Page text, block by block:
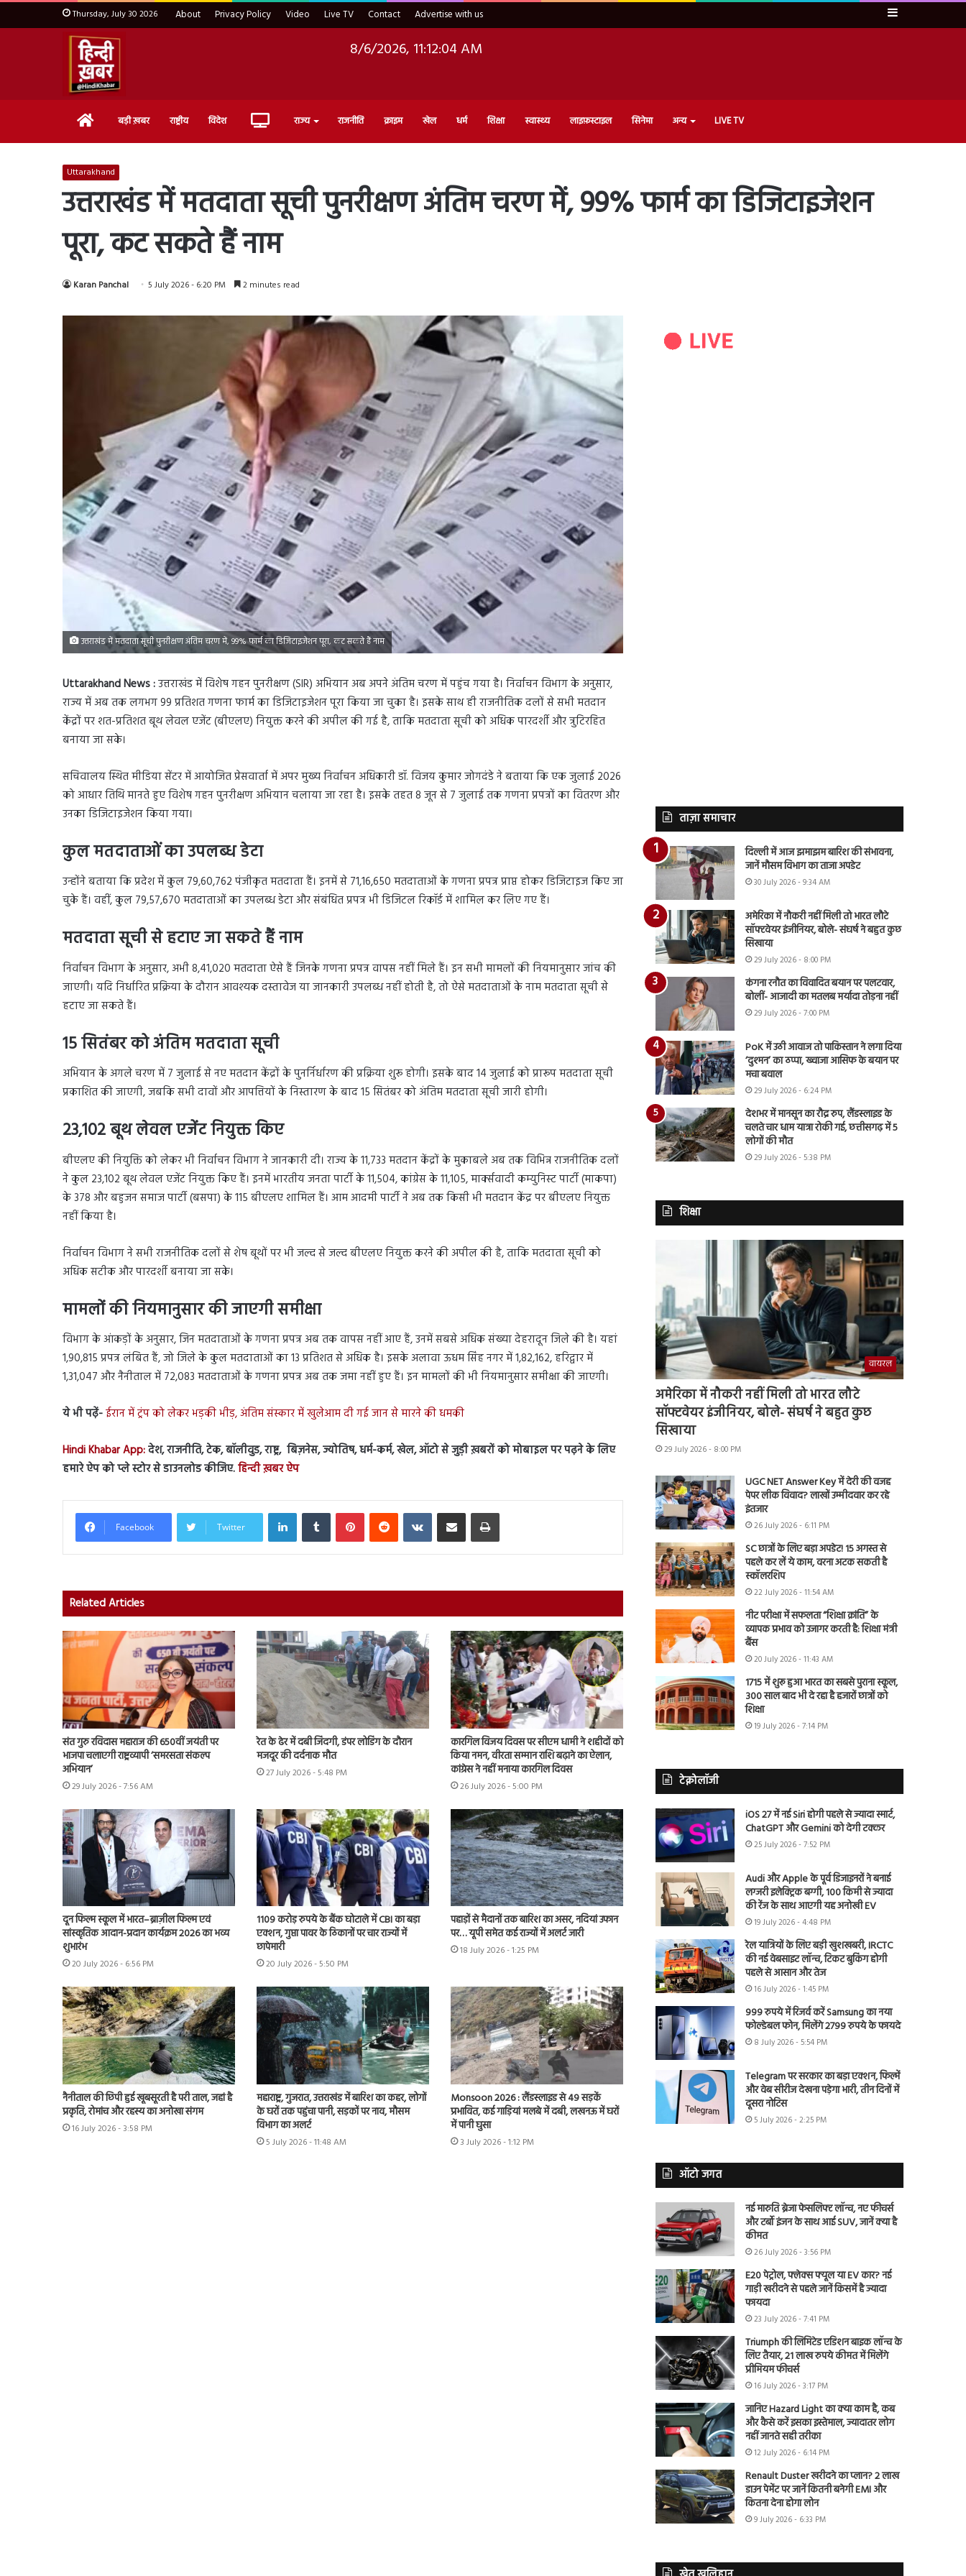
Thursday, July 30 2026 About Privacy Policy Video Live TV Contact Advertise with us Sidebar
8/6/2026, 11:12:05 AM
Home बड़ी ख़बर राष्ट्रीय विदेश Live राज्य राजनीति क्राइम खेल धर्म शिक्षा स्वास्थ्य लाइफ़स्टाइल सिनेमा अन्य LIVE TV
Uttarakhand
उत्तराखंड में मतदाता सूची पुनरीक्षण अंतिम चरण में, 99% फार्म का डिजिटाइजेशन
पूरा, कट सकते हैं नाम
Karan Panchal 5 July 2026 - 6:20 PM 2 minutes read
उत्तराखंड में मतदाता सूची पुनरीक्षण अंतिम चरण में, 99% फार्म का डिजिटाइजेशन पूरा, कट सकते हैं नाम
Uttarakhand News :उत्तराखंड में विशेष गहन पुनरीक्षण (SIR) अभियान अब अपने अंतिम चरण में पहुंच गया है। निर्वाचन विभाग के अनुसार,
राज्य में अब तक लगभग 99 प्रतिशत गणना फार्म का डिजिटाइजेशन पूरा किया जा चुका है। इसके साथ ही राजनीतिक दलों से सभी मतदान
केंद्रों पर शत-प्रतिशत बूथ लेवल एजेंट (बीएलए) नियुक्त करने की अपील की गई है, ताकि मतदाता सूची को अधिक पारदर्शी और त्रुटिरहित
बनाया जा सके।
सचिवालय स्थित मीडिया सेंटर में आयोजित प्रेसवार्ता में अपर मुख्य निर्वाचन अधिकारी डॉ. विजय कुमार जोगदंडे ने बताया कि एक जुलाई 2026
को आधार तिथि मानते हुए विशेष गहन पुनरीक्षण अभियान चलाया जा रहा है। इसके तहत 8 जून से 7 जुलाई तक गणना प्रपत्रों का वितरण और
उनका डिजिटाइजेशन किया गया।
कुल मतदाताओं का उपलब्ध डेटा
उन्होंने बताया कि प्रदेश में कुल 79,60,762 पंजीकृत मतदाता हैं। इनमें से 71,16,650 मतदाताओं के गणना प्रपत्र प्राप्त होकर डिजिटाइज किए जा
चुके हैं। वहीं, कुल 79,57,670 मतदाताओं का उपलब्ध डेटा और संबंधित प्रपत्र भी डिजिटल रिकॉर्ड में शामिल कर लिए गए हैं।
मतदाता सूची से हटाए जा सकते हैं नाम
निर्वाचन विभाग के अनुसार, अभी 8,41,020 मतदाता ऐसे हैं जिनके गणना प्रपत्र वापस नहीं मिले हैं। इन सभी मामलों की नियमानुसार जांच की
जाएगी। यदि निर्धारित प्रक्रिया के दौरान आवश्यक दस्तावेज या जानकारी उपलब्ध नहीं होती है, तो ऐसे मतदाताओं के नाम मतदाता सूची से
हटाए जा सकते हैं।
15 सितंबर को अंतिम मतदाता सूची
अभियान के अगले चरण में 7 जुलाई से नए मतदान केंद्रों के पुनर्निर्धारण की प्रक्रिया शुरू होगी। इसके बाद 14 जुलाई को प्रारूप मतदाता सूची
प्रकाशित की जाएगी, जबकि सभी दावों और आपत्तियों के निस्तारण के बाद 15 सितंबर को अंतिम मतदाता सूची जारी होगी।
23,102 बूथ लेवल एजेंट नियुक्त किए
बीएलए की नियुक्ति को लेकर भी निर्वाचन विभाग ने जानकारी दी। राज्य के 11,733 मतदान केंद्रों के मुकाबले अब तक विभिन्न राजनीतिक दलों
ने कुल 23,102 बूथ लेवल एजेंट नियुक्त किए हैं। इनमें भारतीय जनता पार्टी के 11,504, कांग्रेस के 11,105, मार्क्सवादी कम्युनिस्ट पार्टी (माकपा)
के 378 और बहुजन समाज पार्टी (बसपा) के 115 बीएलए शामिल हैं। आम आदमी पार्टी ने अब तक किसी भी मतदान केंद्र पर बीएलए नियुक्त
नहीं किया है।
निर्वाचन विभाग ने सभी राजनीतिक दलों से शेष बूथों पर भी जल्द से जल्द बीएलए नियुक्त करने की अपील की है, ताकि मतदाता सूची को
अधिक सटीक और पारदर्शी बनाया जा सके।
मामलों की नियमानुसार की जाएगी समीक्षा
विभाग के आंकड़ों के अनुसार, जिन मतदाताओं के गणना प्रपत्र अब तक वापस नहीं आए हैं, उनमें सबसे अधिक संख्या देहरादून जिले की है। यहां
1,90,815 प्रपत्र लंबित हैं, जो जिले के कुल मतदाताओं का 13 प्रतिशत से अधिक है। इसके अलावा ऊधम सिंह नगर में 1,82,162, हरिद्वार में
1,31,047 और नैनीताल में 72,083 मतदाताओं के गणना प्रपत्र अब तक जमा नहीं हुए हैं। इन मामलों की भी नियमानुसार समीक्षा की जाएगी।
ये भी पढ़ें-ईरान में ट्रंप को लेकर भड़की भीड़, अंतिम संस्कार में खुलेआम दी गई जान से मारने की धमकी
Hindi Khabar App:देश, राजनीति, टेक, बॉलीवुड, राष्ट्र, बिज़नेस, ज्योतिष, धर्म-कर्म, खेल, ऑटो से जुड़ी ख़बरों को मोबाइल पर पढ़ने के लिए
हमारे ऐप को प्ले स्टोर से डाउनलोड कीजिए.हिन्दी ख़बर ऐप
Facebook Twitter
LinkedInTumblr PinterestReddit VKontakteShare via Email Print
Related Articles
संत गुरु रविदास महाराज की 650वीं जयंती पर
भाजपा चलाएगी राष्ट्रव्यापी ‘समरसता संकल्प
अभियान’
29 July 2026 - 7:56 AM
रेत के ढेर में दबी जिंदगी, डंपर लोडिंग के दौरान
मजदूर की दर्दनाक मौत
27 July 2026 - 5:48 PM
कारगिल विजय दिवस पर सीएम धामी ने शहीदों को
किया नमन, वीरता सम्मान राशि बढ़ाने का ऐलान,
कांग्रेस ने नहीं मनाया कारगिल दिवस
26 July 2026 - 5:00 PM
दून फिल्म स्कूल में भारत–ब्राज़ील फिल्म एवं
सांस्कृतिक आदान-प्रदान कार्यक्रम 2026 का भव्य
शुभारंभ
20 July 2026 - 6:56 PM
1109 करोड़ रुपये के बैंक घोटाले में CBI का बड़ा
एक्शन, गुप्ता पावर के ठिकानों पर चार राज्यों में
छापेमारी
20 July 2026 - 5:50 PM
पहाड़ों से मैदानों तक बारिश का असर, नदियां उफान
पर… यूपी समेत कई राज्यों में अलर्ट जारी
18 July 2026 - 1:25 PM
नैनीताल की छिपी हुई खूबसूरती है परी ताल, जहां है
प्रकृति, रोमांच और रहस्य का अनोखा संगम
16 July 2026 - 3:58 PM
महाराष्ट्र, गुजरात, उत्तराखंड में बारिश का कहर, लोगों
के घरों तक पहुंचा पानी, सड़कों पर नाव, मौसम
विभाग का अलर्ट
5 July 2026 - 11:48 AM
Monsoon 2026 : लैंडस्लाइड से 49 सड़कें
प्रभावित, कई गाड़ियां मलबे में दबी, लखनऊ में घरों
में पानी घुसा
3 July 2026 - 1:12 PM
ताज़ा समाचार
दिल्ली में आज झमाझम बारिश की संभावना,
जानें मौसम विभाग का ताजा अपडेट
30 July 2026 - 9:34 AM
अमेरिका में नौकरी नहीं मिली तो भारत लौटे
सॉफ्टवेयर इंजीनियर, बोले- संघर्ष ने बहुत कुछ
सिखाया
29 July 2026 - 8:00 PM
कंगना रनौत का विवादित बयान पर पलटवार,
बोलीं- आजादी का मतलब मर्यादा तोड़ना नहीं
29 July 2026 - 7:00 PM
PoK में उठी आवाज तो पाकिस्तान ने लगा दिया
‘दुश्मन’ का ठप्पा, ख्वाजा आसिफ के बयान पर
मचा बवाल
29 July 2026 - 6:24 PM
देशभर में मानसून का रौद्र रुप, लैंडस्लाइड के
चलते चार धाम यात्रा रोकी गई, छत्तीसगढ़ में 5
लोगों की मौत
29 July 2026 - 5:38 PM
शिक्षा
वायरल
अमेरिका में नौकरी नहीं मिली तो भारत लौटे
सॉफ्टवेयर इंजीनियर, बोले- संघर्ष ने बहुत कुछ
सिखाया
29 July 2026 - 8:00 PM
UGC NET Answer Key में देरी की वजह
पेपर लीक विवाद? लाखों उम्मीदवार कर रहे
इंतजार
26 July 2026 - 6:11 PM
SC छात्रों के लिए बड़ा अपडेट! 15 अगस्त से
पहले कर लें ये काम, वरना अटक सकती है
स्कॉलरशिप
22 July 2026 - 11:54 AM
नीट परीक्षा में सफलता “शिक्षा क्रांति” के
व्यापक प्रभाव को उजागर करती है: शिक्षा मंत्री
बैंस
20 July 2026 - 11:43 AM
1715 में शुरू हुआ भारत का सबसे पुराना स्कूल,
300 साल बाद भी दे रहा है हजारों छात्रों को
शिक्षा
19 July 2026 - 7:14 PM
टेक्नोलॉजी
iOS 27 में नई Siri होगी पहले से ज्यादा स्मार्ट,
ChatGPT और Gemini को देगी टक्कर
25 July 2026 - 7:52 PM
Audi और Apple के पूर्व डिजाइनरों ने बनाई
लग्जरी इलेक्ट्रिक बग्गी, 100 किमी से ज्यादा
की रेंज के साथ आएगी यह अनोखी EV
19 July 2026 - 4:48 PM
रेल यात्रियों के लिए बड़ी खुशखबरी, IRCTC
की नई वेबसाइट लॉन्च, टिकट बुकिंग होगी
पहले से आसान और तेज
16 July 2026 - 1:45 PM
999 रुपये में रिजर्व करें Samsung का नया
फोल्डेबल फोन, मिलेंगे 2799 रुपये के फायदे
8 July 2026 - 5:54 PM
Telegram पर सरकार का बड़ा एक्शन, फिल्में
और वेब सीरीज देखना पड़ेगा भारी, तीन दिनों में
दूसरा नोटिस
5 July 2026 - 2:25 PM
ऑटो जगत
नई मारुति ब्रेजा फेसलिफ्ट लॉन्च, नए फीचर्स
और टर्बो इंजन के साथ आई SUV, जानें क्या है
कीमत
26 July 2026 - 3:56 PM
E20 पेट्रोल, फ्लेक्स फ्यूल या EV कार? नई
गाड़ी खरीदने से पहले जानें किसमें है ज्यादा
फायदा
23 July 2026 - 7:41 PM
Triumph की लिमिटेड एडिशन बाइक लॉन्च के
लिए तैयार, 21 लाख रुपये कीमत में मिलेंगे
प्रीमियम फीचर्स
16 July 2026 - 3:17 PM
जानिए Hazard Light का क्या काम है, कब
और कैसे करें इसका इस्तेमाल, ज्यादातर लोग
नहीं जानते सही तरीका
12 July 2026 - 6:14 PM
Renault Duster खरीदने का प्लान? 2 लाख
डाउन पेमेंट पर जानें कितनी बनेगी EMI और
कितना देना होगा लोन
9 July 2026 - 6:33 PM